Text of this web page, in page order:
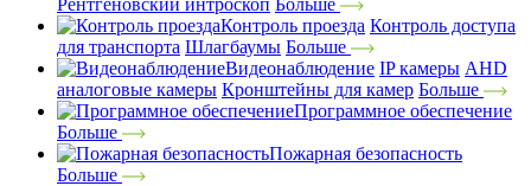
Рентгеновский интроскоп Больше
Контроль проезда Контроль доступа
для транспорта Шлагбаумы Больше
Видеонаблюдение IP камеры AHD
аналоговые камеры Кронштейны для камер Больше
Программное обеспечение
Больше
Пожарная безопасность
Больше